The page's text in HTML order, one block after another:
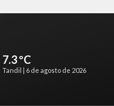
7.3 ºC
Tandil | 6 de agosto de 2026